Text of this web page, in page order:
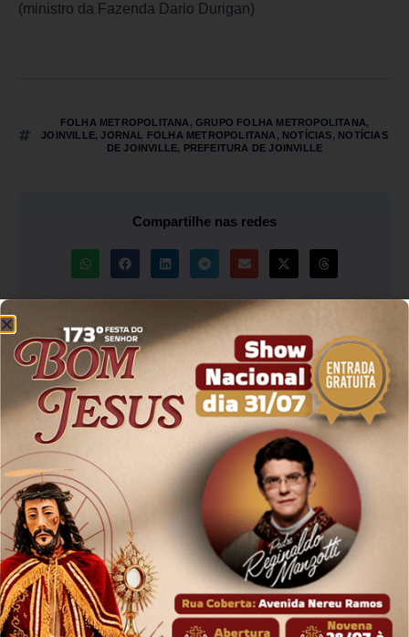
(ministro da Fazenda Dario Durigan)
FOLHA METROPOLITANA , GRUPO FOLHA METROPOLITANA,
JOINVILLE,JORNAL FOLHA METROPOLITANA , NOTÍCIAS, NOTÍCIAS
DE JOINVILLE, PREFEITURA DE JOINVILLE
Compartilhe nas redes
Cláudio Loetz
LEIA TODAS AS NOTÍCIAS